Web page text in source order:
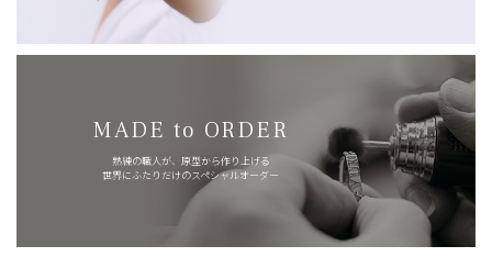
MADE to ORDER
熟練の職人が、原型から作り上げる
世界にふたりだけのスペシャルオーダー